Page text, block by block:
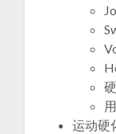
运动硬